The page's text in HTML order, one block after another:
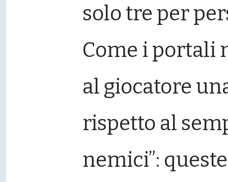
solo tre per
Come i portali
al giocatore
rispetto al
nemici”: